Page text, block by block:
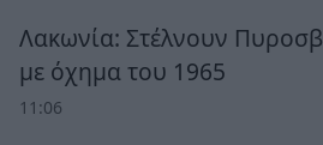
Λακωνία: Στέλνουν
με όχημα του 1965
11:06